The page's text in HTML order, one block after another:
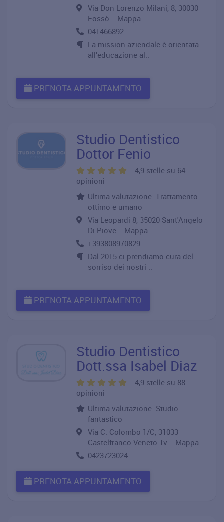
Via Don Lorenzo Milani, 8, 30030
Fossò Mappa
041466892
La mission aziendale è orientata
all’educazione al..
PRENOTA APPUNTAMENTO
Studio Dentistico
Dottor Fenio
4,9 stelle su 64
opinioni
Ultima valutazione: Trattamento
ottimo e umano
Via Leopardi 8, 35020 Sant'Angelo
Di Piove Mappa
+393808970829
Dal 2015 ci prendiamo cura del
sorriso dei nostri ..
PRENOTA APPUNTAMENTO
Studio Dentistico
Dott.ssa Isabel Diaz
4,9 stelle su 88
opinioni
Ultima valutazione: Studio
fantastico
Via C. Colombo 1/C, 31033
Castelfranco Veneto Tv Mappa
0423723024
PRENOTA APPUNTAMENTO